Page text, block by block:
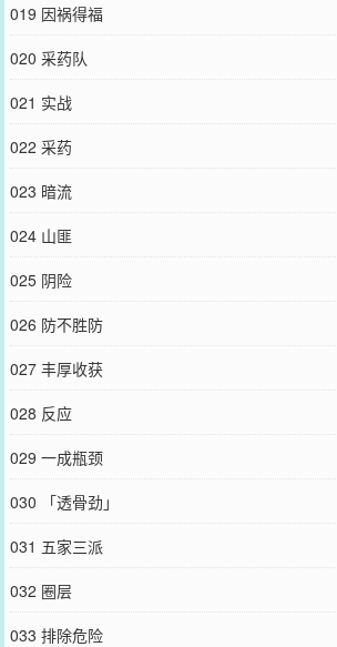
019 因祸得福
020 采药队
021 实战
022 采药
023 暗流
024 山匪
025 阴险
026 防不胜防
027 丰厚收获
028 反应
029 一成瓶颈
030 「透骨劲」
031 五家三派
032 圈层
033 排除危险